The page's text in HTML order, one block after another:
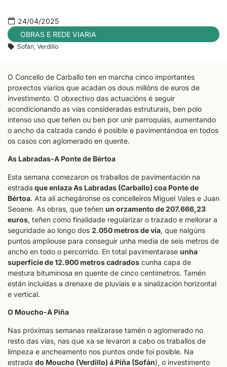
24/04/2025
OBRAS E REDE VIARIA
Sofán, Verdillo
O Concello de Carballo ten en marcha cinco importantes
proxectos viarios que acadan os dous millóns de euros de
investimento. O obxectivo das actuacións é seguir
acondicionando as vías consideradas estruturais, ben polo
intenso uso que teñen ou ben por unir parroquias, aumentando
o ancho da calzada cando é posible e pavimentándoa en todos
os casos con aglomerado en quente.
As Labradas-A Ponte de Bértoa
Esta semana comezaron os traballos de pavimentación na
estrada que enlaza As Labradas (Carballo) coa Ponte de
Bértoa. Ata alí achegáronse os concelleiros Miguel Vales e Juan
Seoane. As obras, que teñen un orzamento de 207.666,23
euros, teñen como finalidade regularizar o trazado e mellorar a
seguridade ao longo dos 2.050 metros de vía, que nalgúns
puntos ampliouse para conseguir unha media de seis metros de
ancho en todo o percorrido. En total pavimentarase unha
superficie de 12.900 metros cadrados cunha capa de
mestura bituminosa en quente de cinco centímetros. Tamén
están incluídas a drenaxe de pluviais e a sinalización horizontal
e vertical.
O Moucho-A Piña
Nas próximas semanas realizarase tamén o aglomerado no
resto das vías, nas que xa se levaron a cabo os traballos de
limpeza e ancheamento nos puntos onde foi posible. Na
estrada do Moucho (Verdillo) á Piña (Sofán), o investimento